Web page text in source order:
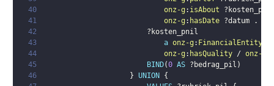
40
onz-g : isAbout
41
onz-g : hasDate ?datum
.
42
?kosten_pnil
43
a onz-g : FinancialEntity
44
onz-g : hasQuality / onz-g
45
BIND(0 AS ?bedrag_pil )
46
} UNION
{